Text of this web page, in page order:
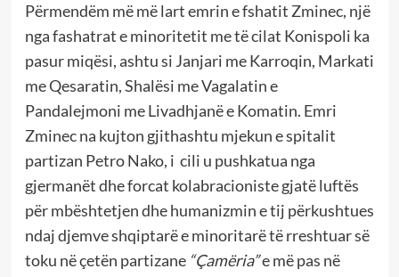
Përmendëm më më lart emrin e fshatit Zminec, një
nga fashatrat e minoritetit me të cilat Konispoli ka
pasur miqësi, ashtu si Janjari me Karroqin, Markati
me Qesaratin, Shalësi me Vagalatin e
Pandalejmoni me Livadhjanë e Komatin. Emri
Zminec na kujton gjithashtu mjekun e spitalit
partizan Petro Nako, i cili u pushkatua nga
gjermanët dhe forcat kolabracioniste gjatë luftës
për mbështetjen dhe humanizmin e tij përkushtues
ndaj djemve shqiptarë e minoritarë të rreshtuar së
toku në çetën partizane “Çamëria”e më pas në